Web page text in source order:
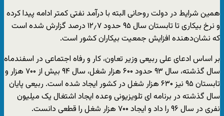
همین شرایط در دولت روحانی البته با درآمد نفتی کمتر ادامه پیدا کرده
و نرخ بیکاری تا تابستان سال ۹۵ حدود ۱۲٫۷ درصد گزارش شده است
که نشان‌دهنده افزایش جمعیت بیکاران کشور است.
بر اساس ادعای علی ربیعی وزیر تعاون، کار و رفاه اجتماعی در اسفندماه
سال گذشته، سال ۹۳ حدود ۶۰۰ هزار شغل، سال ۹۴ بیش از ۷۰۰ هزار و
تابستان ۹۵ نیز ۶۳۰ هزار شغل در کشور ایجاد شده است. ربیعی پایان
سال گذشته در برنامه ای تلویزیونی وعده ایجاد اشتغال یک میلیون
نفری در سال ۹۶ را داد و ایجاد ۷۰۰ هزار شغل را قطعی دانست.